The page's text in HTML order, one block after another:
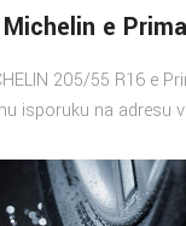
Michelin e
205/55 R16 e
isporuku na adresu